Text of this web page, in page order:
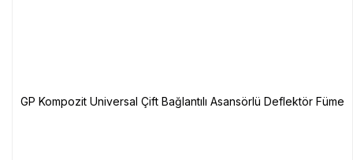
GP Kompozit Universal Çift Bağlantılı Asansörlü Deflektör Füme